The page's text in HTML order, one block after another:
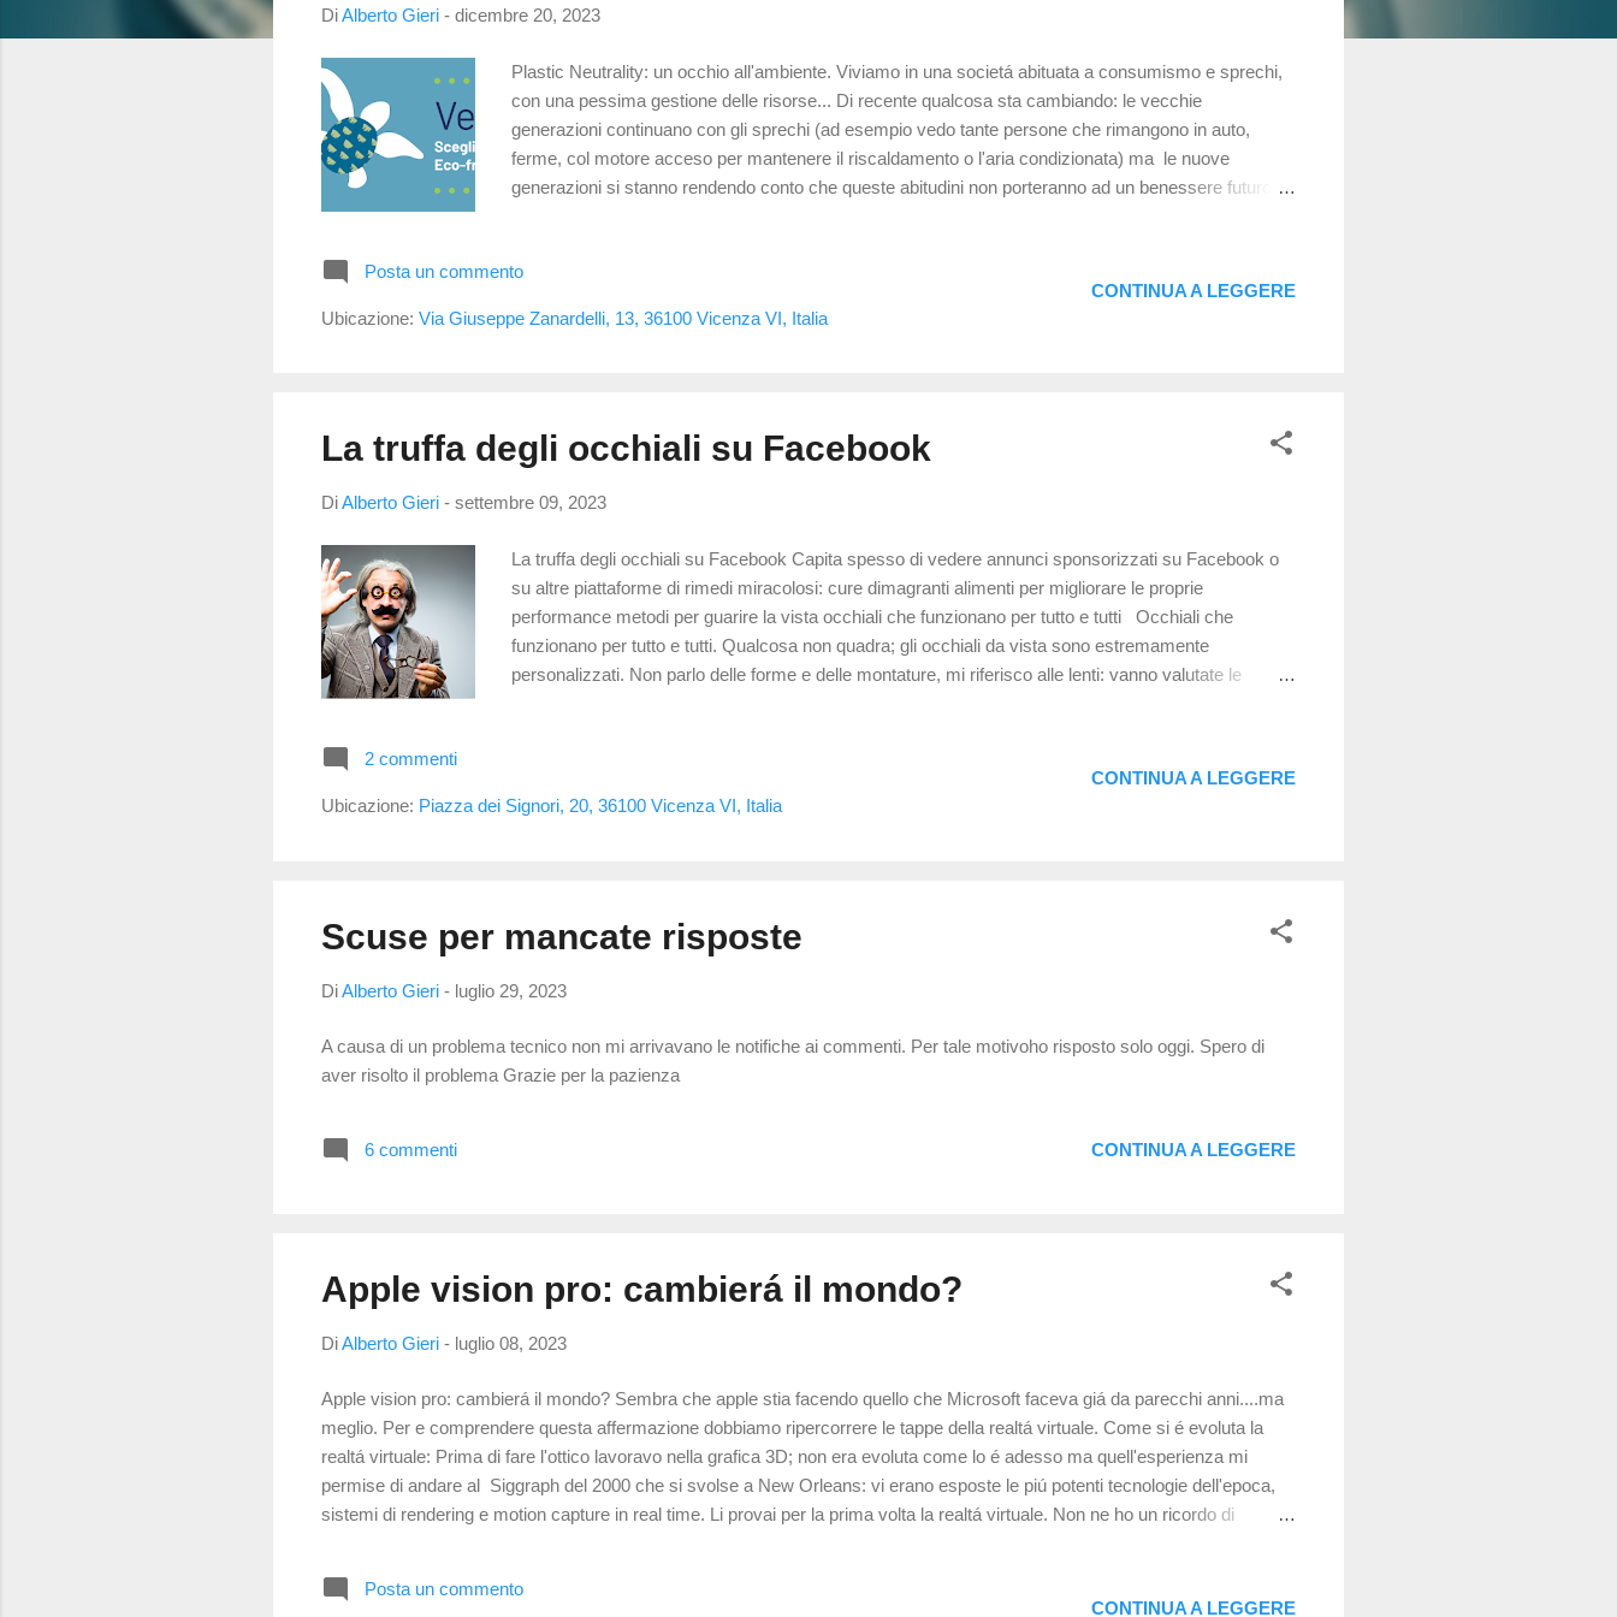
DiAlberto Gieri - dicembre 20, 2023
Plastic Neutrality: un occhio all'ambiente. Viviamo in una societá abituata a consumismo e sprechi,
con una pessima gestione delle risorse... Di recente qualcosa sta cambiando: le vecchie
generazioni continuano con gli sprechi (ad esempio vedo tante persone che rimangono in auto,
ferme, col motore acceso per mantenere il riscaldamento o l'aria condizionata) ma le nuove
generazioni si stanno rendendo conto che queste abitudini non porteranno ad un benessere futuro.
altri materiali o verniciate In questi casi il materiale plastico andrebbe smaltito col rifiuto "secco" non
riciclabile. Opto-In e la sostenibilitá ambientale. In campo oftalmico i polimeri usati per le lenti non
sono riciclabili a causa dei trattamenti di superficie (vale anche per le lenti in vetro...
Posta un commento
Ubicazione: Via Giuseppe Zanardelli, 13, 36100 Vicenza VI, Italia
CONTINUA A LEGGERE
La truffa degli occhiali su Facebook
DiAlberto Gieri - settembre 09, 2023
La truffa degli occhiali su Facebook Capita spesso di vedere annunci sponsorizzati su Facebook o
su altre piattaforme di rimedi miracolosi: cure dimagranti alimenti per migliorare le proprie
performance metodi per guarire la vista occhiali che funzionano per tutto e tutti Occhiali che
funzionano per tutto e tutti. Qualcosa non quadra; gli occhiali da vista sono estremamente
personalizzati. Non parlo delle forme e delle montature, mi riferisco alle lenti: vanno valutate le
una truffa.... ma ero curioso di capire cosa mi avrebbero spedito. Li abbiamo provati per voi Il costo
era di 30 euro ma con un sistema di vendita complicato: Abbiamo dovuto dare i nostri dati e pagare
2 commenti
Ubicazione: Piazza dei Signori, 20, 36100 Vicenza VI, Italia
CONTINUA A LEGGERE
Scuse per mancate risposte
DiAlberto Gieri - luglio 29, 2023
A causa di un problema tecnico non mi arrivavano le notifiche ai commenti. Per tale motivoho risposto solo oggi. Spero di
aver risolto il problema Grazie per la pazienza
6 commenti CONTINUA A LEGGERE
Apple vision pro: cambierá il mondo?
DiAlberto Gieri - luglio 08, 2023
Apple vision pro: cambierá il mondo? Sembra che apple stia facendo quello che Microsoft faceva giá da parecchi anni....ma
meglio. Per e comprendere questa affermazione dobbiamo ripercorrere le tappe della realtá virtuale. Come si é evoluta la
realtá virtuale: Prima di fare l'ottico lavoravo nella grafica 3D; non era evoluta come lo é adesso ma quell'esperienza mi
permise di andare al Siggraph del 2000 che si svolse a New Orleans: vi erano esposte le piú potenti tecnologie dell'epoca,
sistemi di rendering e motion capture in real time. Li provai per la prima volta la realtá virtuale. Non ne ho un ricordo di
rotazione che la posizione del visore nello spazio grazie ad un paio di sensori esterni; era in grado di tracciare anche ...
Posta un commento
CONTINUA A LEGGERE